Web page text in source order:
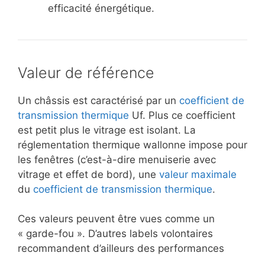
efficacité énergétique.
Valeur de référence
Un châssis est caractérisé par un coefficient de
transmission thermique Uf. Plus ce coefficient
est petit plus le vitrage est isolant. La
réglementation thermique wallonne impose pour
les fenêtres (c’est-à-dire menuiserie avec
vitrage et effet de bord), une valeur maximale
du coefficient de transmission thermique.
Ces valeurs peuvent être vues comme un
« garde-fou ». D’autres labels volontaires
recommandent d’ailleurs des performances